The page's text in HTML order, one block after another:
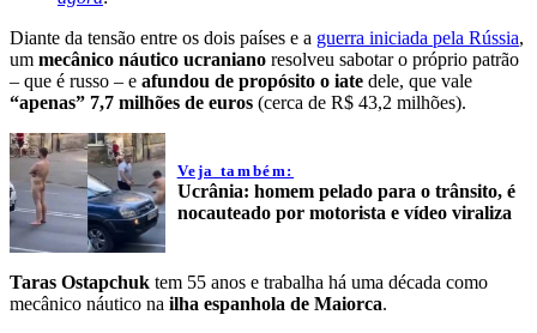
Diante da tensão entre os dois países e a guerra iniciada pela Rússia,
um mecânico náutico ucraniano resolveu sabotar o próprio patrão
– que é russo – e afundou de propósito o iate dele, que vale
“apenas” 7,7 milhões de euros (cerca de R$ 43,2 milhões).
Veja também:
Ucrânia: homem pelado para o trânsito, é
nocauteado por motorista e vídeo viraliza
Taras Ostapchuk tem 55 anos e trabalha há uma década como
mecânico náutico na ilha espanhola de Maiorca.